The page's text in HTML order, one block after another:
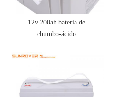
12v 200ah bateria de
chumbo-ácido